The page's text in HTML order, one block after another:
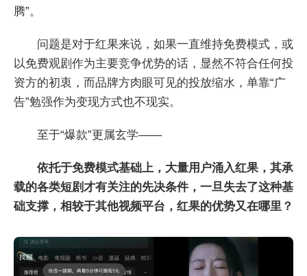
腾”。
问题是对于红果来说，如果一直维持免费模式，或
以免费观剧作为主要竞争优势的话，显然不符合任何投
资方的初衷，而品牌方肉眼可见的投放缩水，单靠“广
告”勉强作为变现方式也不现实。
至于“爆款”更属玄学——
依托于免费模式基础上，大量用户涌入红果，其承
载的各类短剧才有关注的先决条件，一旦失去了这种基
础支撑，相较于其他视频平台，红果的优势又在哪里？